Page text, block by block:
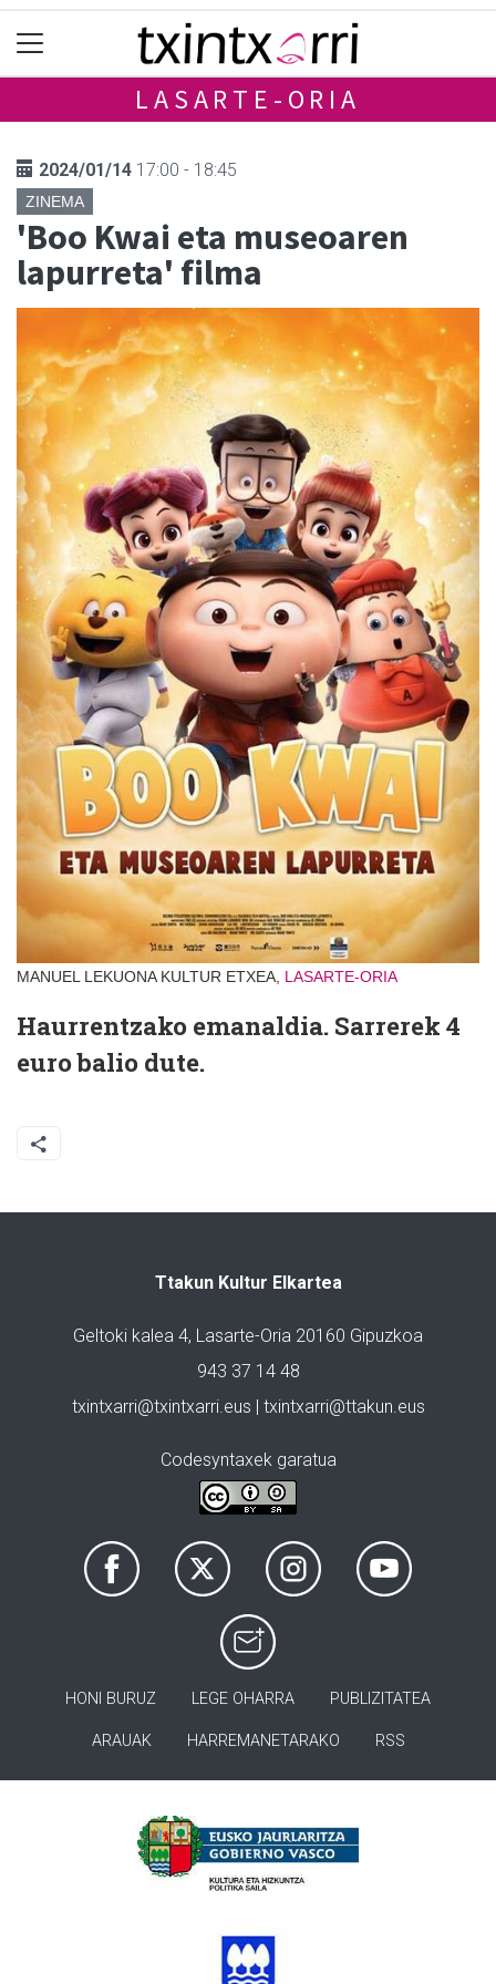
LASARTE-ORIA
2024/01/14 17:00 - 18:45
ZINEMA
'Boo Kwai eta museoaren
lapurreta' filma
MANUEL LEKUONA KULTUR ETXEA, LASARTE-ORIA
Haurrentzako emanaldia. Sarrerek 4
euro balio dute.
Ttakun Kultur Elkartea
Geltoki kalea 4, Lasarte-Oria 20160 Gipuzkoa
943 37 14 48
txintxarri@txintxarri.eus | txintxarri@ttakun.eus
Codesyntaxek garatua
HONI BURUZ LEGE OHARRA PUBLIZITATEA
ARAUAK HARREMANETARAKO RSS